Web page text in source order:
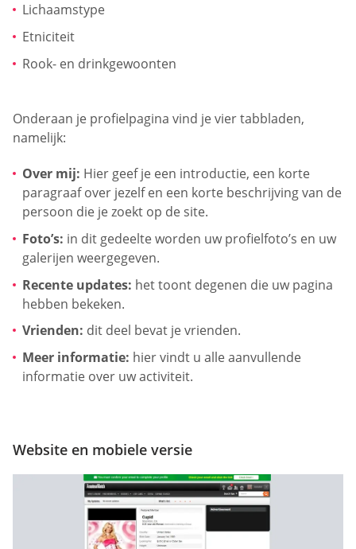
Lichaamstype
Etniciteit
Rook- en drinkgewoonten
Onderaan je profielpagina vind je vier tabbladen,
namelijk:
Over mij: Hier geef je een introductie, een korte
paragraaf over jezelf en een korte beschrijving van de
persoon die je zoekt op de site.
Foto’s: in dit gedeelte worden uw profielfoto’s en uw
galerijen weergegeven.
Recente updates: het toont degenen die uw pagina
hebben bekeken.
Vrienden: dit deel bevat je vrienden.
Meer informatie: hier vindt u alle aanvullende
informatie over uw activiteit.
Website en mobiele versie